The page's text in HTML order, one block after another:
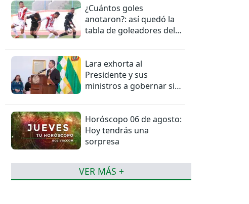
¿Cuántos goles
anotaron?: así quedó la
tabla de goleadores del
Lara exhorta al
Presidente y sus
ministros a gobernar sin
Horóscopo 06 de agosto:
Hoy tendrás una
sorpresa
VER MÁS +